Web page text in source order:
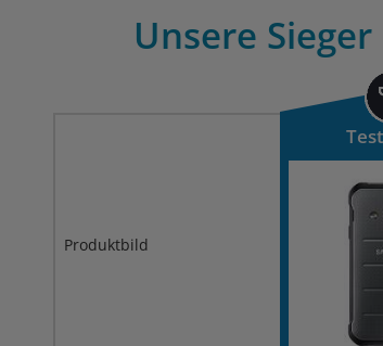
Unsere
Produktbild